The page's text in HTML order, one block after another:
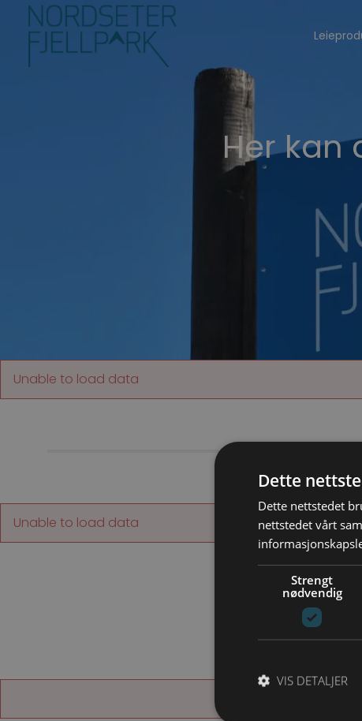
Her kan
Unable to load data
Unable to load data
Dette
Dette nettstedet
nettstedet vårt
Strengt
nødvendig
VIS DETALJER